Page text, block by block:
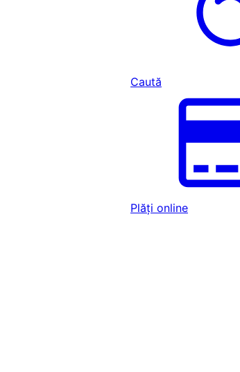
Caută
Plăți online